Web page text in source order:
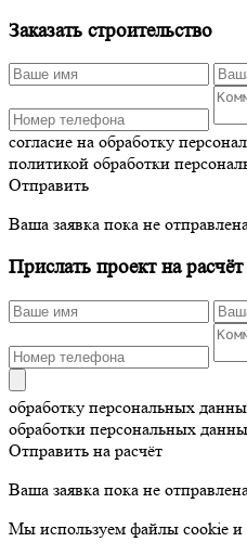
Заказать строительство
согласие на обработку
политикой обработки
Отправить
Ваша заявка пока не
Прислать проект на расчёт
обработку персональных
обработки персональных
Отправить на расчёт
Ваша заявка пока не
Мы используем файлы cookie и